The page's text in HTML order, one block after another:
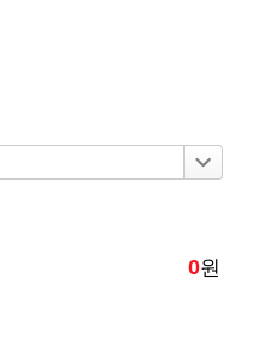
0원